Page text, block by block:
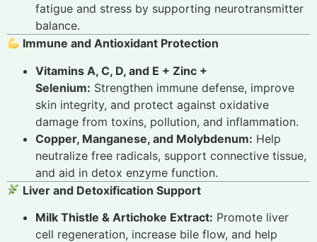
fatigue and stress by supporting neurotransmitter
balance.
Immune and Antioxidant Protection
Vitamins A, C, D, and E + Zinc +
Selenium: Strengthen immune defense, improve
skin integrity, and protect against oxidative
damage from toxins, pollution, and inflammation.
Copper, Manganese, and Molybdenum: Help
neutralize free radicals, support connective tissue,
and aid in detox enzyme function.
Liver and Detoxification Support
Milk Thistle & Artichoke Extract: Promote liver
cell regeneration, increase bile flow, and help